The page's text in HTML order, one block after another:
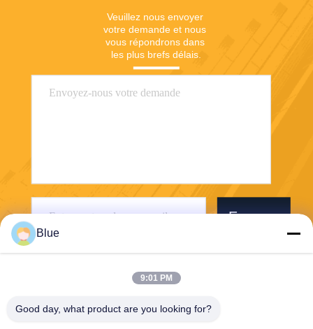
Veuillez nous envoyer
votre demande et nous
vous répondrons dans
les plus brefs délais.
Envoyer
Blue
9:01 PM
Good day, what product are you looking for?